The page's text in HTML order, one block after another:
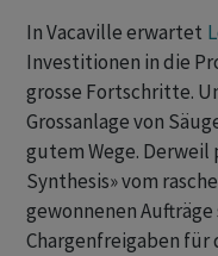
In Vacaville erwartet
Investitionen in die
grosse Fortschritte.
Grossanlage von
gutem Wege.
Synthesis» vom
gewonnenen
Chargenfreigaben für